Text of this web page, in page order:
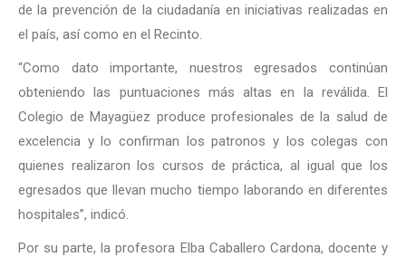
de la prevención de la ciudadanía en iniciativas realizadas en
el país, así como en el Recinto.
“Como dato importante, nuestros egresados continúan
obteniendo las puntuaciones más altas en la reválida. El
Colegio de Mayagüez produce profesionales de la salud de
excelencia y lo confirman los patronos y los colegas con
quienes realizaron los cursos de práctica, al igual que los
egresados que llevan mucho tiempo laborando en diferentes
hospitales”, indicó.
Por su parte, la profesora Elba Caballero Cardona, docente y